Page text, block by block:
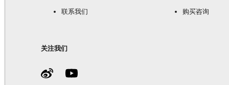
联系我们 购买咨询
关注我们